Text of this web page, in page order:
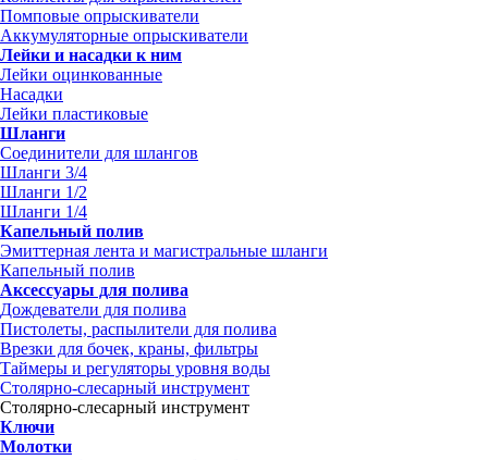
Помповые опрыскиватели
Аккумуляторные опрыскиватели
Лейки и насадки к ним
Лейки оцинкованные
Насадки
Лейки пластиковые
Шланги
Соединители для шлангов
Шланги 3/4
Шланги 1/2
Шланги 1/4
Капельный полив
Эмиттерная лента и магистральные шланги
Капельный полив
Аксессуары для полива
Дождеватели для полива
Пистолеты, распылители для полива
Врезки для бочек, краны, фильтры
Таймеры и регуляторы уровня воды
Столярно-слесарный инструмент
Столярно-слесарный инструмент
Ключи
Молотки